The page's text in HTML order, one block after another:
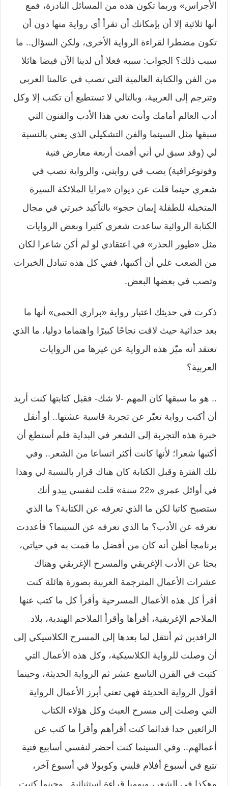
الأجراس» وربما تكون هذه من المسائل النادرة، فمع
أنها ثلاثية إلا أن بإمكانك أن تقرأ أي رواية منها دون أن
تكون مضطرا لقراءة الرواية الأخرى، ولكن السؤال.. ما
سبب ذلك؟ الجواب: سببه فعلا أن لدينا الآن فيضا هائلا
من الفن والكتابة العالمية التي تصب في عالمنا العربي
وتترجم إلى العربية، وبالتالي لا تستطيع أن تكتب إلا وكل
أدب العالم أمامك وأنت تعي هذا الأدب والفنون التي
سبقها مثل السينما والفن التشكيلي الذي يعني بالنسبة
لي (وقد سبق لي أني أقمت أربعة معارض فنية
وفوتوغرافية) يصب في روايتي، والرواية تصب في
شعري حينما قلت عن ديوان «مرايا الملائكة السيرة
المتخيلة للطفلة إيمان حجو» بالتأكيد خبرتي في مجال
الكتابة الروائية ساعدت شعري كثيرا وبعض الروايات
مثل «طيور الحذر» في اعتقادي لو لم أكن شاعرا لكان
من الصعب علي أن أكتبها، ففي كل هذه تتبادل الخبرات
وتصب في بعضها البعض.
ذكرت في حديثك اعتبار رواية «براري الحمى» أنها ما
بعد حداثية حيث لاقت نجاحًا كبيرًا واهتماما دوليا، ما الذي
تعتقد أنه ميّز هذه الرواية عن غيرها من الروايات
العربية؟
.. هو ما سبقها كان المهم -لا شك- فقبل كتابتها كنت أريد
أن أكتب رواية تعبّر عن تجربة قاسية عشتها.. أو أنقل
خبرة هذه التجربة إلى الشعر في البداية فلم أستطع أن
أكتبها شعرا؛ لأنها كانت أكثر اتساعا من الشعر.. وفي
تلك الفترة وقبل الكتابة كان هناك قرار بالنسبة لي وهذا
في أوائل عمري «22 سنة» قلت لنفسي يبدو أنك
ستصبح كاتبا لكن ما الذي تعرفه عن الكتابة؟ ما الذي
تعرفه عن الأدب؟ ما الذي تعرفه عن السينما؟ فأعددت
برنامجا أظن أنه كان من أفضل ما قمت به في حياتي،
بحثا عن الأدب الإغريقي والمسرح الإغريقي وهناك
عشرات الأعمال المترجمة العربية بصورة هائلة كنت
أقرأ كل هذه الأعمال المسرحية وأقرأ كل ما كتب عنها
الملاحم الإغريقية، أقرأها وأقرأ الملاحم الهندية، بلاد
الرافدين ثم أنتقل لما بعدها إلى المسرح الكلاسيكي إلى
أن وصلت للرواية الكلاسيكية، وكل هذه الأعمال التي
كتبت في القرن التاسع عشر ثم الرواية الحديثة، وحينما
أقول الرواية الحديثة فهي تعني أبرز الأعمال الرواية
التي وصلت إلى مسرح العبث وكل هؤلاء الكتاب
الرائعين جدا فدائما كنت أقرأهم وأقرأ ما كتب عن
أعمالهم.. وفي السينما كنت أحضر لنفسي أسابيع فنية
تتبع في أسبوع أفلام فليني وكوبولا في أسبوع آخر،